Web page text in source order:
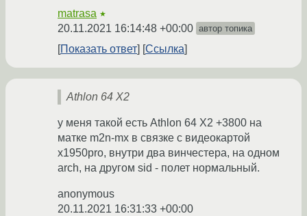
matrasa ★
20.11.2021 16:14:48 +00:00 автор топика
Показать ответ Ссылка
Athlon 64 X2
у меня такой есть Athlon 64 X2 +3800 на
матке m2n-mx в связке с видеокартой
x1950pro, внутри два винчестера, на одном
arch, на другом sid - полет нормальный.
anonymous
20.11.2021 16:31:33 +00:00